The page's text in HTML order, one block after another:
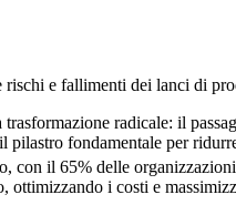
e fallimenti dei lanci di
radicale: il
pilastro fondamentale per
con il 65% delle
i costi e